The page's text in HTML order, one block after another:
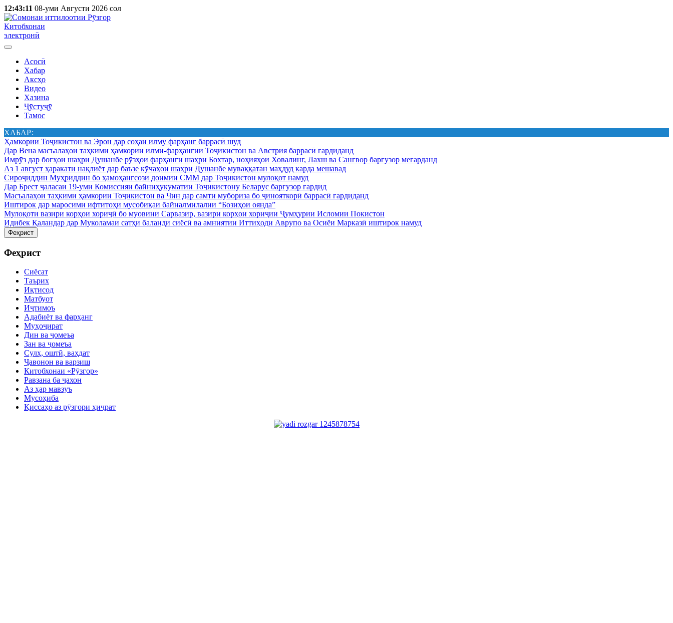
12:43:11 08-уми Августи 2026 сол
Китобхонаи
электронӣ
Асосӣ
Хабар
Аксҳо
Видео
Хазина
Ҷӯстуҷӯ
Тамос
ХАБАР:
Ҳамкории Тоҷикистон ва Эрон дар соҳаи илму фарҳанг баррасӣ шуд
Дар Вена масъалаҳои таҳкими ҳамкории илмӣ-фарҳангии Тоҷикистон ва Австрия баррасӣ гардиданд
Имрӯз дар боғҳои шаҳри Душанбе рӯзҳои фарҳанги шаҳри Бохтар, ноҳияҳои Ховалинг, Лахш ва Сангвор баргузор мегарданд
Аз 1 август ҳаракати нақлиёт дар баъзе кӯчаҳои шаҳри Душанбе муваққатан маҳдуд карда мешавад
Сироҷиддин Муҳриддин бо ҳамоҳангсози доимии СММ дар Тоҷикистон мулоқот намуд
Дар Брест ҷаласаи 19-уми Комиссияи байниҳукуматии Тоҷикистону Беларус баргузор гардид
Масъалаҳои таҳкими ҳамкории Тоҷикистон ва Чин дар самти мубориза бо ҷинояткорӣ баррасӣ гардиданд
Иштирок дар маросими ифтитоҳи мусобиқаи байналмилалии “Бозиҳои оянда”
Мулоқоти вазири корҳои хориҷӣ бо муовини Сарвазир, вазири корҳои хориҷии Ҷумҳурии Исломии Покистон
Идибек Қаландар дар Муколамаи сатҳи баланди сиёсӣ ва амниятии Иттиҳоди Аврупо ва Осиёи Марказӣ иштирок намуд
Феҳрист
Феҳрист
Сиёсат
Таърих
Иқтисод
Матбуот
Иҷтимоъ
Адабиёт ва фарҳанг
Муҳоҷират
Дин ва ҷомеъа
Зан ва ҷомеъа
Сулҳ, оштӣ, ваҳдат
Ҷавонон ва варзиш
Китобхонаи «Рӯзгор»
Равзана ба ҷахон
Аз ҳар мавзуъ
Мусоҳиба
Қиссаҳо аз рӯзгори ҳиҷрат